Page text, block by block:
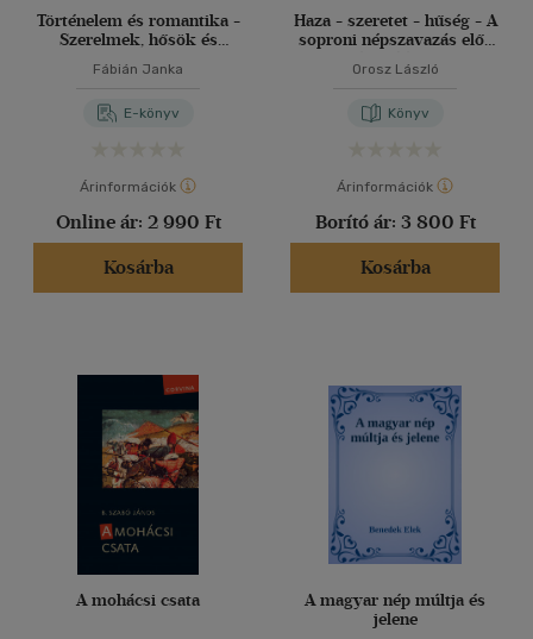
Történelem és romantika -
Szerelmek, hősök és
históriából
Fábián Janka
E-könyv
Árinformációk
Online ár: 2 990 Ft
Kosárba
Haza - szeretet - hűség - A
soproni népszavazás elő-
Orosz László
Könyv
Árinformációk
Borító ár: 3 800 Ft
Kosárba
A mohácsi csata
A magyar nép múltja és
jelene